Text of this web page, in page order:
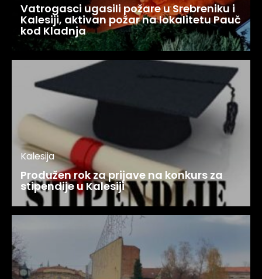
Vatrogasci ugasili požare u Srebreniku i
Kalesiji, aktivan požar na lokalitetu Pauč
kod Kladnja
Kalesija
Produžen rok za prijave na konkurs za
stipendije u Kalesiji